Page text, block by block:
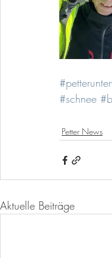
#schnee
Petter News
Aktuelle Beiträge